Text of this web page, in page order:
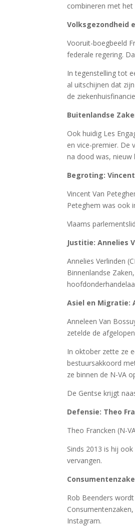
combineren met
Volksgezondheid
Vooruit-boegbeeld
federale regering.
In tegenstelling tot
al uitschijnen dat
de
Buitenlandse
Ook huidig Les
en vice-premier. De
na dood was, nieuw
Begroting:
Vincent Van
Peteghem was ook
Vlaams
Justitie: Annelies
Annelies Verlinden
Binnenlandse
Asiel en Migratie:
Anneleen Van
zetelde de
In oktober zette ze
bestuursakkoord
ze binnen de N-VA
De Gentse krijgt
Defensie: Theo
Theo Francken (N-
Sinds 2013 is hij
vervangen.
Rob Beenders
Instagram.